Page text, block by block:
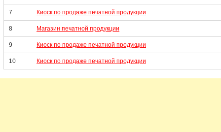
7 Киоск по продаже печатной продукции
8 Магазин печатной продукции
9 Киоск по продаже печатной продукции
10 Киоск по продаже печатной продукции